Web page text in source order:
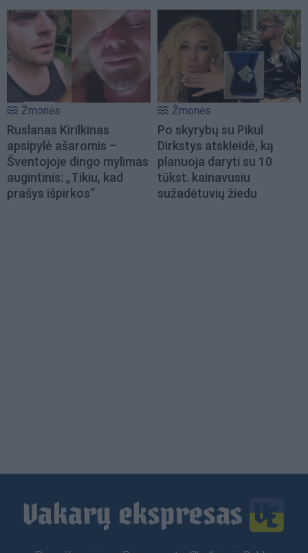
Žmonės
Ruslanas Kirilkinas
apsipylė ašaromis –
Šventojoje dingo mylimas
augintinis: „Tikiu, kad
prašys išpirkos“
Žmonės
Po skyrybų su Pikul
Dirkstys atskleidė, ką
planuoja daryti su 10
tūkst. kainavusiu
sužadėtuvių žiedu